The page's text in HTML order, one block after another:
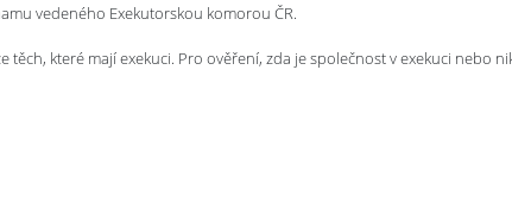
vedeného Exekutorskou komorou ČR.
které mají exekuci. Pro ověření, zda je společnost v exekuci nebo